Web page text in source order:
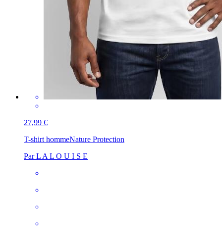
27,99 €
T-shirt hommeNature Protection
Par L A L O U I S E